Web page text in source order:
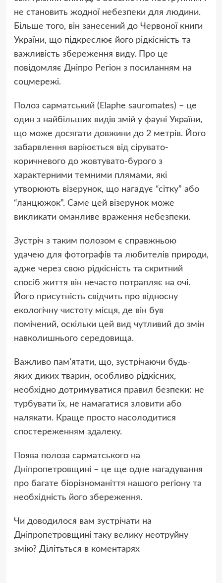
не становить жодної небезпеки для людини.
Більше того, він занесений до Червоної книги
України, що підкреслює його рідкісність та
важливість збереження виду. Про це
повідомляє Дніпро Регіон з посиланням на
соцмережі.
Полоз сарматський (Elaphe sauromates) – це
один з найбільших видів змій у фауні України,
що може досягати довжини до 2 метрів. Його
забарвлення варіюється від сірувато-
коричневого до жовтувато-бурого з
характерними темними плямами, які
утворюють візерунок, що нагадує “сітку” або
“ланцюжок”. Саме цей візерунок може
викликати оманливе враження небезпеки.
Зустріч з таким полозом є справжньою
удачею для фотографів та любителів природи,
адже через свою рідкісність та скритний
спосіб життя він нечасто потрапляє на очі.
Його присутність свідчить про відносну
екологічну чистоту місця, де він був
помічений, оскільки цей вид чутливий до змін
навколишнього середовища.
Важливо пам’ятати, що, зустрічаючи будь-
яких диких тварин, особливо рідкісних,
необхідно дотримуватися правил безпеки: не
турбувати їх, не намагатися зловити або
налякати. Краще просто насолодитися
спостереженням здалеку.
Поява полоза сарматського на
Дніпропетровщині – це ще одне нагадування
про багате біорізноманіття нашого регіону та
необхідність його збереження.
Чи доводилося вам зустрічати на
Дніпропетровщині таку велику неотруйну
змію? Ділітьться в коментарях